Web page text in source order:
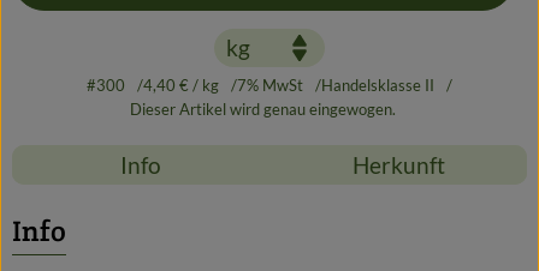
#300 4,40 € / kg 7% MwSt
Handelsklasse II
Dieser Artikel wird genau eingewogen.
Info Herkunft
Info